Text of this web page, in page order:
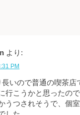
より:
PM
いので普通の喫茶店
行こうかと思ったの
うつされそうで、個